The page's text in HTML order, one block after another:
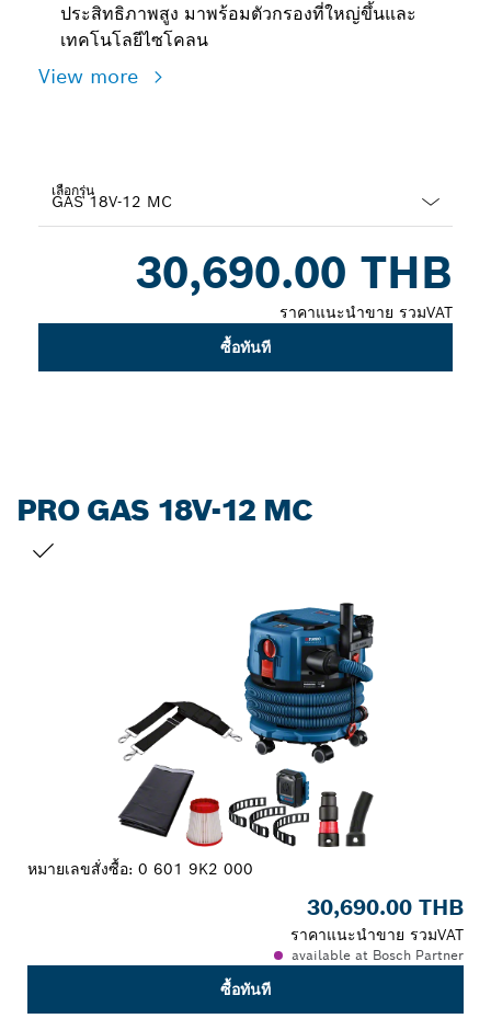
ประสิทธิภาพสูง มาพร้อมตัวกรองที่ใหญ่ขึ้นและ
เทคโนโลยีไซโคลน
View more
เลือกรุ่น
30,690.00 THB
ราคาแนะนำขาย รวมVAT
ซื้อทันที
PRO GAS 18V-12 MC
หมายเลขสั่งซื้อ: 0 601 9K2 000
30,690.00 THB
ราคาแนะนำขาย รวมVAT
available at Bosch Partner
ซื้อทันที